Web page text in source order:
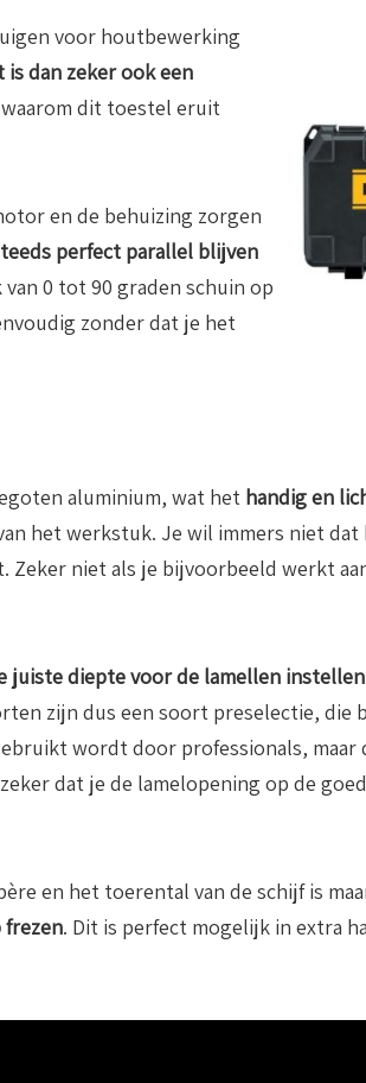
voor houtbewerking
is dan zeker ook een
dit toestel eruit
en de behuizing zorgen
perfect parallel blijven
0 tot 90 graden schuin op
zonder dat je het
aluminium, wat het handig en
het werkstuk. Je wil immers niet
niet als je bijvoorbeeld werkt
juiste diepte voor de lamellen
zijn dus een soort preselectie, die
wordt door professionals, maar
dat je de lamelopening op de
en het toerental van de schijf is
frezen. Dit is perfect mogelijk in extra